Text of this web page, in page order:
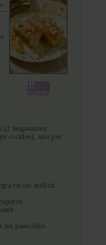
(2 bogavantes
cocidos), uno por
recién molida
los panecillos